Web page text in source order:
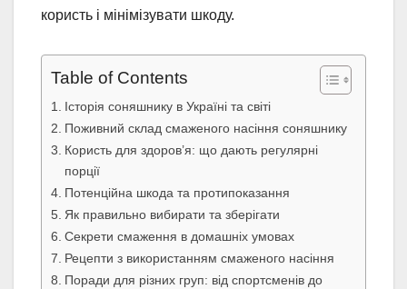
користь і мінімізувати шкоду.
Table of Contents
Історія соняшнику в Україні та світі
Поживний склад смаженого насіння соняшнику
Користь для здоров’я: що дають регулярні
порції
Потенційна шкода та протипоказання
Як правильно вибирати та зберігати
Секрети смаження в домашніх умовах
Рецепти з використанням смаженого насіння
Поради для різних груп: від спортсменів до